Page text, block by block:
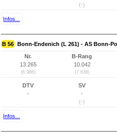
(-)
Infos...
B 56 Bonn-Endenich (L 261) - AS Bonn-
Nr.
13.265
(6.986)
B-Rang
10.042
(7.638)
DTV
-
SV
-
(-)
Infos...